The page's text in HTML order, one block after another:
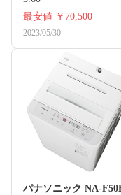
最安値 ￥70,500
2023/05/30
パナソニック NA-